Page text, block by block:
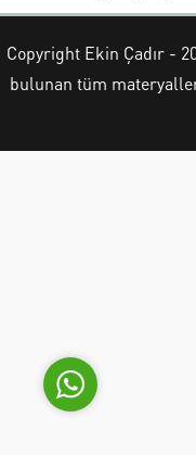
Copyright Ekin Çadır -
bulunan tüm
Ekin Çadır